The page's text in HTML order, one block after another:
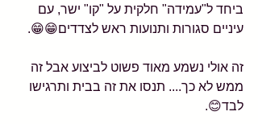
ביחד ל"עמידה" חלקית על "קו" ישר, עם
עיניים סגורות ותנועות ראש לצדדים😁😁.
זה אולי נשמע מאוד פשוט לביצוע אבל זה
ממש לא כך.... תנסו את זה בבית ותרגישו
לבד😊.